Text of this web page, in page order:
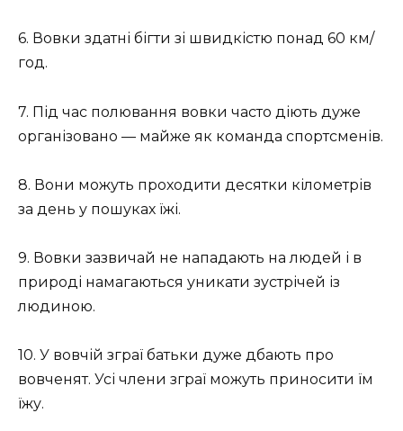
6. Вовки здатні бігти зі швидкістю понад 60 км/
год.
7. Під час полювання вовки часто діють дуже
організовано — майже як команда спортсменів.
8. Вони можуть проходити десятки кілометрів
за день у пошуках їжі.
9. Вовки зазвичай не нападають на людей і в
природі намагаються уникати зустрічей із
людиною.
10. У вовчій зграї батьки дуже дбають про
вовченят. Усі члени зграї можуть приносити їм
їжу.